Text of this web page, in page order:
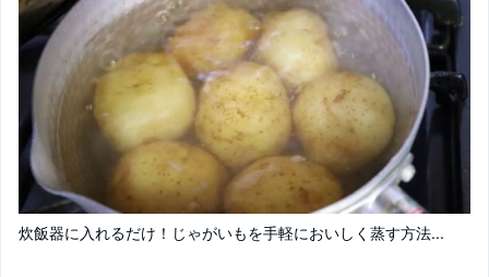
炊飯器に入れるだけ！じゃがいもを手軽においしく蒸す方法...